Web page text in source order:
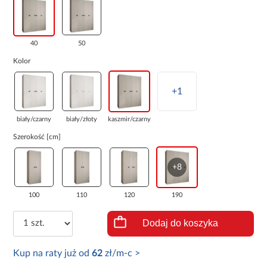
40 50
Kolor
biały/czarny biały/złoty kaszmir/czarny
+1
Szerokość [cm]
100 110 120
+8
190
Dodaj do koszyka
Kup na raty już od62 zł/m-c >